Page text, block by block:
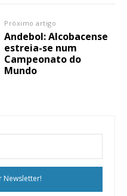
Próximo artigo
Andebol: Alcobacense
estreia-se num
Campeonato do
Mundo
Newsletter!